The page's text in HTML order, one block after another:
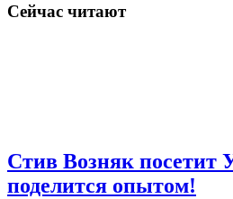
Сейчас читают
Стив Возняк посетит
поделится опытом!